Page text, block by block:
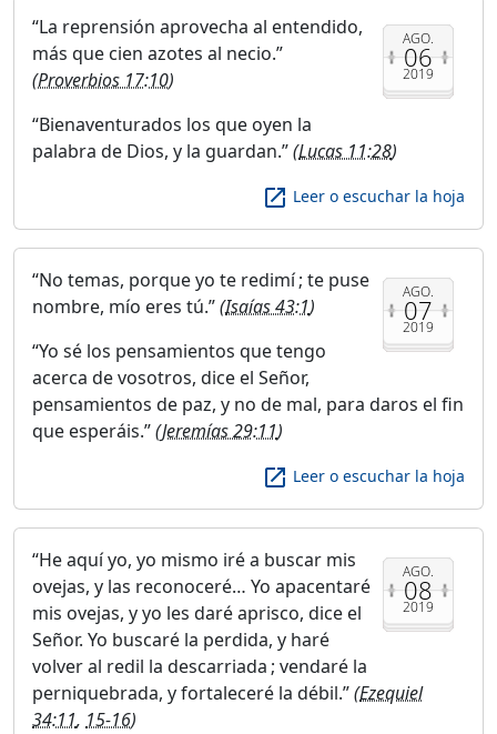
AGO.
06
2019
La reprensión aprovecha al entendido,
más que cien azotes al necio.
(Proverbios 17:10)
Bienaventurados los que oyen la
palabra de Dios, y la guardan. (Lucas 11:28)
launch Leer o escuchar la hoja
AGO.
07
2019
No temas, porque yo te redimí ; te puse
nombre, mío eres tú. (Isaías 43:1)
Yo sé los pensamientos que tengo
acerca de vosotros, dice el Señor,
pensamientos de paz, y no de mal, para daros el fin
que esperáis. (Jeremías 29:11)
launch Leer o escuchar la hoja
AGO.
08
2019
He aquí yo, yo mismo iré a buscar mis
ovejas, y las reconoceré… Yo apacentaré
mis ovejas, y yo les daré aprisco, dice el
Señor. Yo buscaré la perdida, y haré
volver al redil la descarriada ; vendaré la
perniquebrada, y fortaleceré la débil. (Ezequiel
34:11, 15-16)